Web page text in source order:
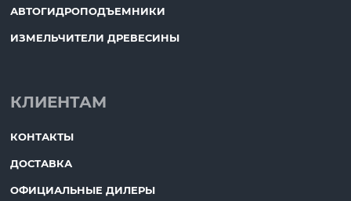
АВТОГИДРОПОДЪЕМНИКИ
ИЗМЕЛЬЧИТЕЛИ ДРЕВЕСИНЫ
КЛИЕНТАМ
КОНТАКТЫ
ДОСТАВКА
ОФИЦИАЛЬНЫЕ ДИЛЕРЫ